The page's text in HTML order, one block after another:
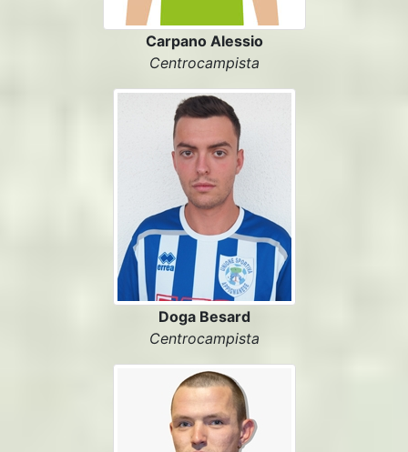
Carpano Alessio
Centrocampista
Doga Besard
Centrocampista